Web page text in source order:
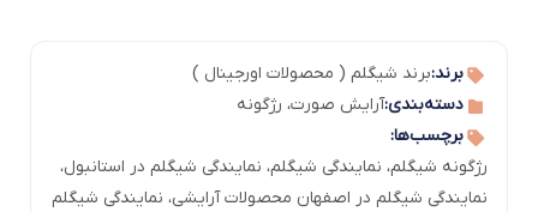
برند:برند شیگلم ( محصولات اورجینال )
دسته‌بندی:آرایش صورت، رژگونه
برچسب‌ها:
رژگونه شیگلم، نمایندگی شیگلم، نمایندگی شیگلم در استانبول،
نمایندگی شیگلم در اصفهان محصولات آرایشی، نمایندگی شیگلم